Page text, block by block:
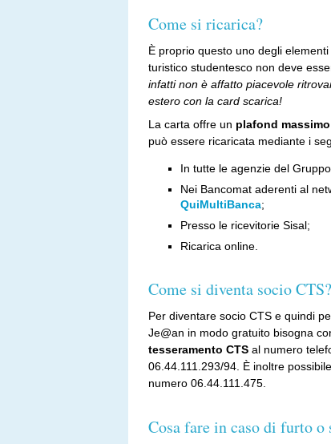
Come si ricarica?
È proprio questo uno degli
turistico studentesco non deve
infatti non è affatto piacevole
estero con la card scarica!
La carta offre un plafond
può essere ricaricata mediante i
In tutte le agenzie del
Nei Bancomat aderenti al
QuiMultiBanca;
Presso le ricevitorie Sisal;
Ricarica online.
Come si diventa socio CTS?
Per diventare socio CTS e quindi
Je@an in modo gratuito bisogna
tesseramento CTS al numero
06.44.111.293/94. È inoltre
numero 06.44.111.475.
Cosa fare in caso di furto o